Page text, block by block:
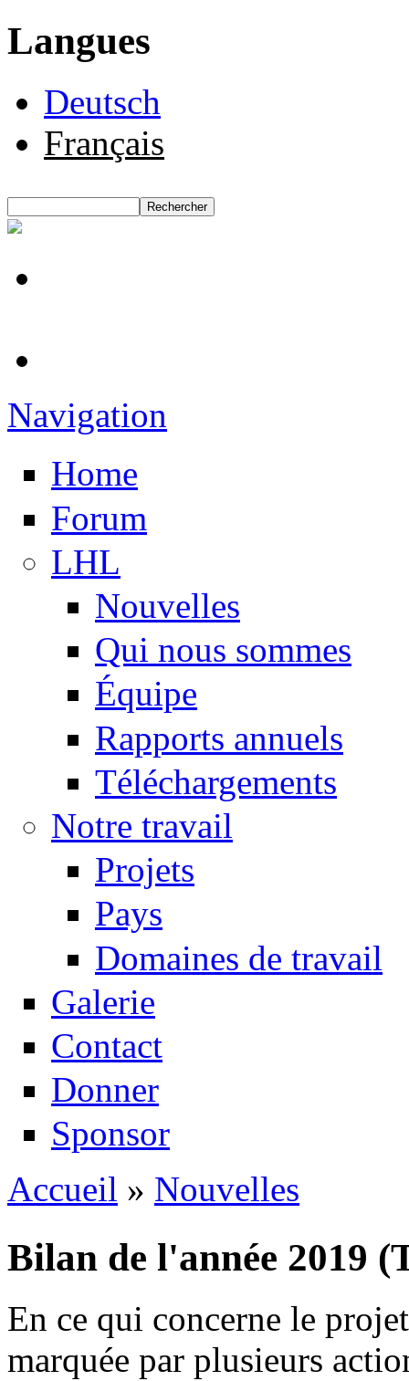
Langues
Deutsch
Français
Formulaire de recherche
Navigation
Home
Forum
LHL
Nouvelles
Qui nous sommes
Équipe
Rapports annuels
Téléchargements
Notre travail
Projets
Pays
Domaines de travail
Galerie
Contact
Donner
Sponsor
Vous êtes ici
Accueil » Nouvelles
Bilan de l'année 2019
En ce qui concerne le
marquée par plusieurs